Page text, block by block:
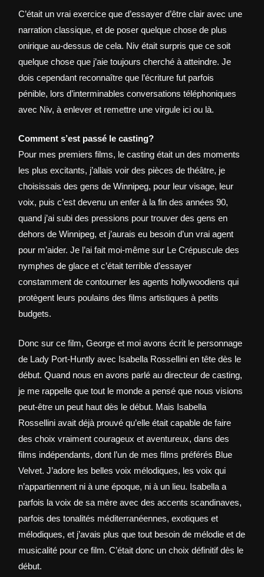
C’était un vrai exercice que d’essayer d’être clair avec une
narration classique, et de poser quelque chose de plus
onirique au-dessus de cela. Niv était surpris que ce soit
quelque chose que j’aie toujours cherché à atteindre. Je
dois cependant reconnaître que l’écriture fut parfois
pénible, lors d’interminables conversations téléphoniques
avec Niv, à enlever et remettre une virgule ici ou là.
Comment s’est passé le casting?
Pour mes premiers films, le casting était un des moments
les plus excitants, j’allais voir des pièces de théâtre, je
choisissais des gens de Winnipeg, pour leur visage, leur
voix, puis c’est devenu un enfer à la fin des années 90,
quand j’ai subi des pressions pour trouver des gens en
dehors de Winnipeg, et j’aurais eu besoin d’un vrai agent
pour m’aider. Je l’ai fait moi-même sur Le Crépuscule des
nymphes de glace et c’était terrible d’essayer
constamment de contourner les agents hollywoodiens qui
protègent leurs poulains des films artistiques à petits
budgets.
Donc sur ce film, George et moi avons écrit le personnage
de Lady Port-Huntly avec Isabella Rossellini en tête dès le
début. Quand nous en avons parlé au directeur de casting,
je me rappelle que tout le monde a pensé que nous visions
peut-être un peut haut dès le début. Mais Isabella
Rossellini avait déjà prouvé qu’elle était capable de faire
des choix vraiment courageux et aventureux, dans des
films indépendants, dont l’un de mes films préférés Blue
Velvet. J’adore les belles voix mélodiques, les voix qui
n’appartiennent ni à une époque, ni à un lieu. Isabella a
parfois la voix de sa mère avec des accents scandinaves,
parfois des tonalités méditerranéennes, exotiques et
mélodiques, et j’avais plus que tout besoin de mélodie et de
musicalité pour ce film. C’était donc un choix définitif dès le
début.